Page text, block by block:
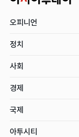
오피니언
정치
사회
경제
국제
아투시티